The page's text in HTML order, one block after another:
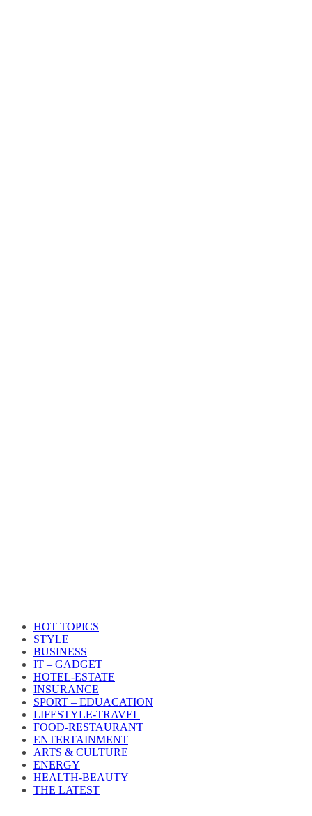
HOT TOPICS
STYLE
BUSINESS
IT – GADGET
HOTEL-ESTATE
INSURANCE
SPORT – EDUACATION
LIFESTYLE​-TRAVEL​
FOOD-RESTAURANT
ENTERTAINMENT
ARTS & CULTURE
ENERGY
HEALTH​-BEAUTY
THE LATEST